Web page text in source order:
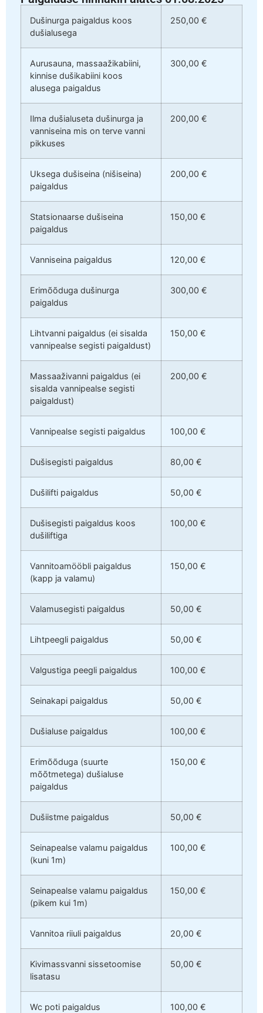
Dušinurga paigaldus koos
dušialusega
250,00 €
Aurusauna, massaažikabiini,
kinnise dušikabiini koos
alusega paigaldus
300,00 €
Ilma dušialuseta dušinurga ja
vanniseina mis on terve vanni
pikkuses
200,00 €
Uksega dušiseina (nišiseina)
paigaldus
200,00 €
Statsionaarse dušiseina
paigaldus
150,00 €
Vanniseina paigaldus 120,00 €
Erimõõduga dušinurga
paigaldus
300,00 €
Lihtvanni paigaldus (ei sisalda
vannipealse segisti paigaldust)
150,00 €
Massaaživanni paigaldus (ei
sisalda vannipealse segisti
paigaldust)
200,00 €
Vannipealse segisti paigaldus 100,00 €
Dušisegisti paigaldus 80,00 €
Dušilifti paigaldus 50,00 €
Dušisegisti paigaldus koos
dušiliftiga
100,00 €
Vannitoamööbli paigaldus
(kapp ja valamu)
150,00 €
Valamusegisti paigaldus 50,00 €
Lihtpeegli paigaldus 50,00 €
Valgustiga peegli paigaldus 100,00 €
Seinakapi paigaldus 50,00 €
Dušialuse paigaldus 100,00 €
Erimõõduga (suurte
mõõtmetega) dušialuse
paigaldus
150,00 €
Dušiistme paigaldus 50,00 €
Seinapealse valamu paigaldus
(kuni 1m)
100,00 €
Seinapealse valamu paigaldus
(pikem kui 1m)
150,00 €
Vannitoa riiuli paigaldus 20,00 €
Kivimassvanni sissetoomise
lisatasu
50,00 €
Wc poti paigaldus 100,00 €